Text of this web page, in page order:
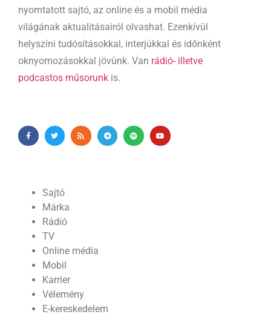
nyomtatott sajtó, az online és a mobil média
világának aktualitásairól olvashat. Ezenkívül
helyszíni tudósításokkal, interjúkkal és időnként
oknyomozásokkal jövünk. Van rádió- illetve
podcastos műsorunk is.
Sajtó
Márka
Rádió
TV
Online média
Mobil
Karrier
Vélemény
E-kereskedelem